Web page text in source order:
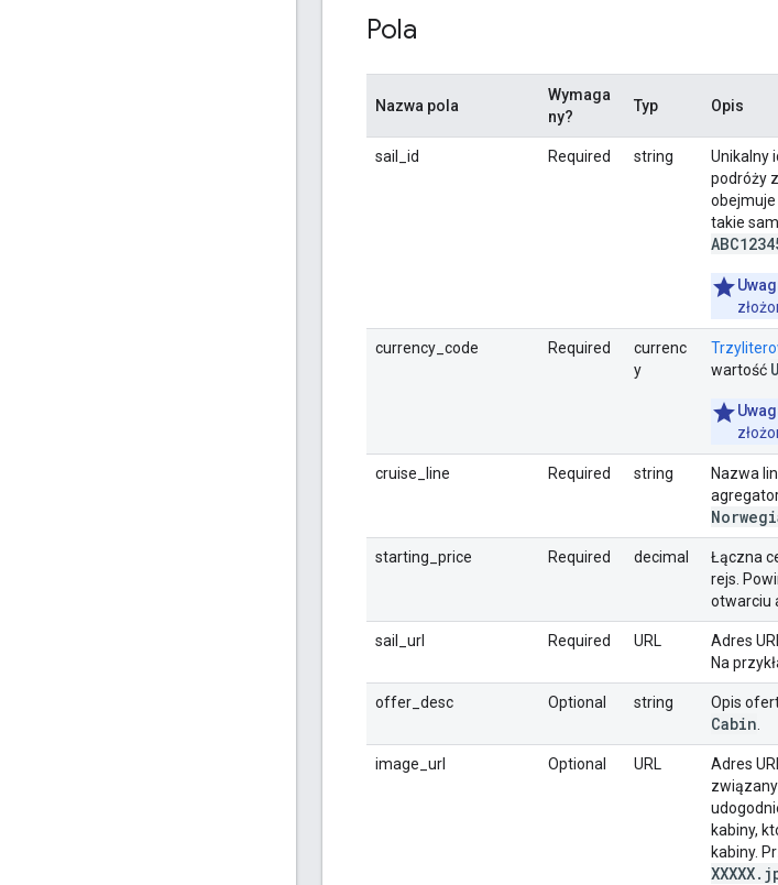
Pola
Nazwa pola
Wymaga
ny?
Typ Opis
sail_id Required string
Unikalny
podróży
obejmuje
takie
currency_code Required
currenc
y
wartość
cruise_line Required string Nazwa
starting_price Required decimal
Łączna
rejs.
otwarciu
sail_url Required URL
Adres
Na
offer_desc Optional string Opis
Cabin
image_url Optional URL
Adres
kabiny,
kabiny.
XXXXX.